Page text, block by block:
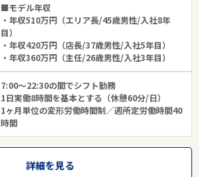
■モデル年収
・年収510万円（エリア長/45歳男性/入社8年
目）
・年収420万円（店長/37歳男性/入社5年目）
・年収360万円（主任/26歳男性/入社3年目）
7:00～22:30の間でシフト勤務
1日実働8時間を基本とする（休憩60分/日）
1ヶ月単位の変形労働時間制／週所定労働時間40
時間
詳細を見る